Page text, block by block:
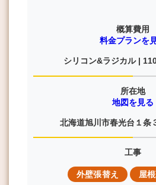
概算費用
料金プランを
シリコン&ラジカル |
所在地
地図を見る
北海道旭川市春光台１条
工事
外壁張替え 屋